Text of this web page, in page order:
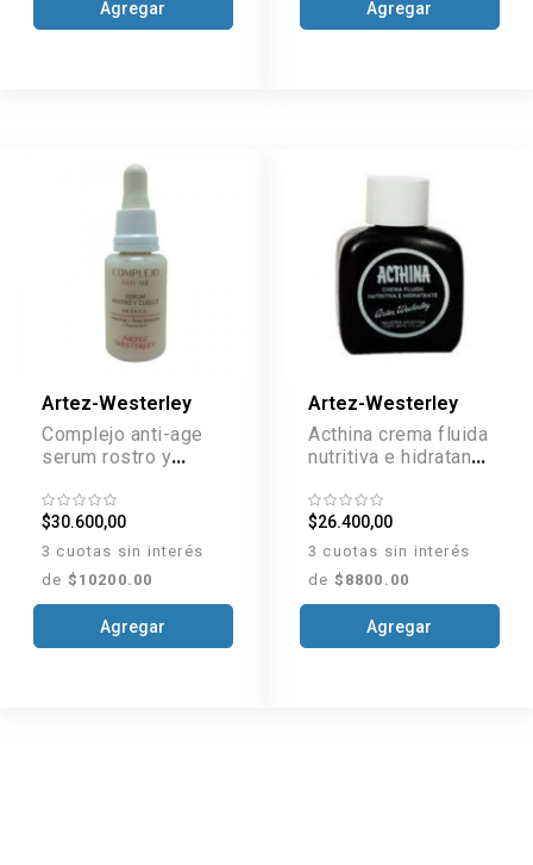
Agregar Agregar
Artez-Westerley
Complejo anti-age
serum rostro y
$30.600,00
3 cuotas sin interés
de $10200.00
Agregar
Artez-Westerley
Acthina crema fluida
nutritiva e hidratante
$26.400,00
3 cuotas sin interés
de $8800.00
Agregar